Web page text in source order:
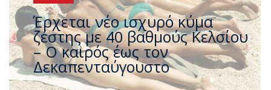
Άφαντος ο Τσίπρας… την ώρα
που η χώρα καίγεται